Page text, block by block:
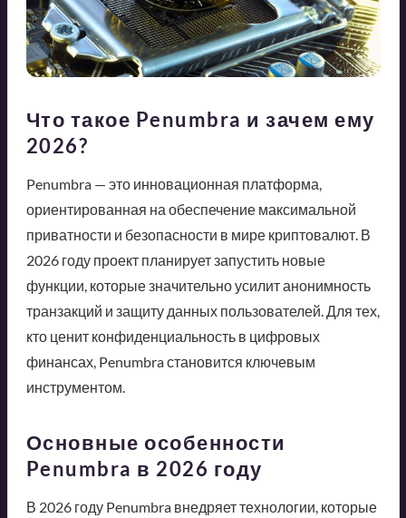
Что такое Penumbra и зачем ему
2026?
Penumbra — это инновационная платформа,
ориентированная на обеспечение максимальной
приватности и безопасности в мире криптовалют. В
2026 году проект планирует запустить новые
функции, которые значительно усилит анонимность
транзакций и защиту данных пользователей. Для тех,
кто ценит конфиденциальность в цифровых
финансах, Penumbra становится ключевым
инструментом.
Основные особенности
Penumbra в 2026 году
В 2026 году Penumbra внедряет технологии, которые